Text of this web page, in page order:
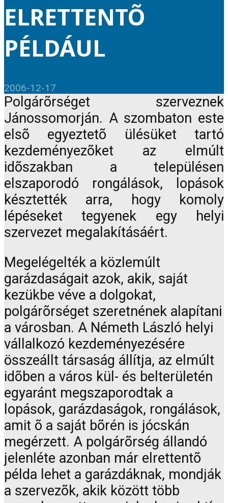
ELRETTENTÕ
PÉLDÁUL
2006-12-17
Polgárõrséget szerveznek
Jánossomorján. A szombaton este
elsõ egyeztetõ ülésüket tartó
kezdeményezõket az elmúlt
idõszakban a településen
elszaporodó rongálások, lopások
késztették arra, hogy komoly
lépéseket tegyenek egy helyi
szervezet megalakításáért.
Megelégelték a közlemúlt
garázdaságait azok, akik, saját
kezükbe véve a dolgokat,
polgárõrséget szeretnének alapítani
a városban. A Németh László helyi
vállalkozó kezdeményezésére
összeállt társaság állítja, az elmúlt
idõben a város kül- és belterületén
egyaránt megszaporodtak a
lopások, garázdaságok, rongálások,
amit õ a saját bõrén is jócskán
megérzett. A polgárõrség állandó
jelenléte azonban már elrettentõ
példa lehet a garázdáknak, mondják
a szervezõk, akik között több